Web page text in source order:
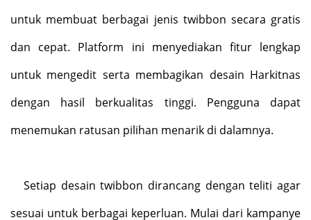
untuk membuat berbagai jenis twibbon secara gratis
dan cepat. Platform ini menyediakan fitur lengkap
untuk mengedit serta membagikan desain Harkitnas
dengan hasil berkualitas tinggi. Pengguna dapat
menemukan ratusan pilihan menarik di dalamnya.
Setiap desain twibbon dirancang dengan teliti agar
sesuai untuk berbagai keperluan. Mulai dari kampanye